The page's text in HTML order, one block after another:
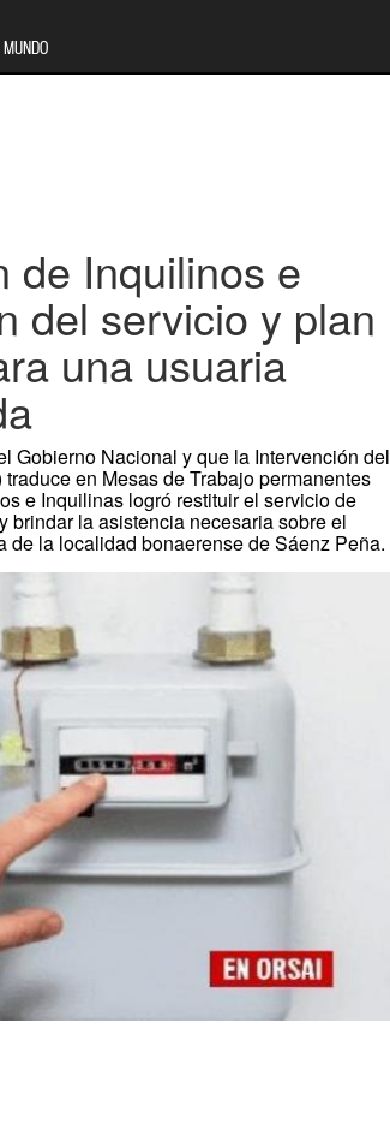
MUNDO
de Inquilinos e
del servicio y plan
una usuaria
Gobierno Nacional y que la Intervención del
en Mesas de Trabajo permanentes
e Inquilinas logró restituir el servicio de
brindar la asistencia necesaria sobre el
la localidad bonaerense de Sáenz Peña.